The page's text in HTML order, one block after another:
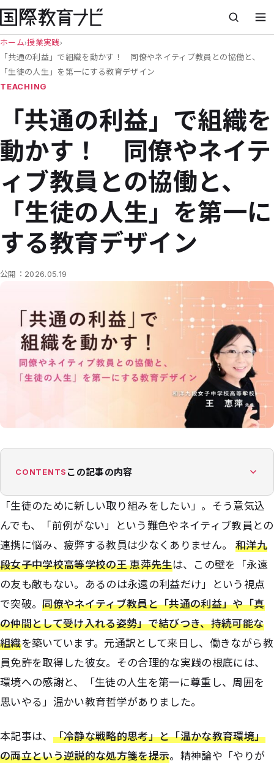
ホーム›授業実践›
「共通の利益」で組織を動かす！ 同僚やネイティブ教員との協働と、
「生徒の人生」を第一にする教育デザイン
TEACHING
「共通の利益」で組織を
動かす！ 同僚やネイテ
ィブ教員との協働と、
「生徒の人生」を第一に
する教育デザイン
公開： 2026.05.19
CONTENTS この記事の内容
「生徒のために新しい取り組みをしたい」。そう意気込
んでも、「前例がない」という難色やネイティブ教員との
連携に悩み、疲弊する教員は少なくありません。 和洋九
段女子中学校高等学校の王 恵萍先生は、この壁を「永遠
の友も敵もない。あるのは永遠の利益だけ」という視点
で突破。同僚やネイティブ教員と「共通の利益」や「真
の仲間として受け入れる姿勢」で結びつき、持続可能な
組織を築いています。元通訳として来日し、働きながら教
員免許を取得した彼女。その合理的な実践の根底には、
環境への感謝と、「生徒の人生を第一に尊重し、周囲を
思いやる」温かい教育哲学がありました。
本記事は、 「冷静な戦略的思考」と「温かな教育環境」
の両立という逆説的な処方箋を提示。精神論や「やりが